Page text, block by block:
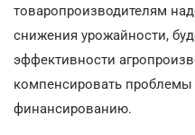
товаропроизводителям
снижения урожайности,
эффективности
компенсировать
финансированию.